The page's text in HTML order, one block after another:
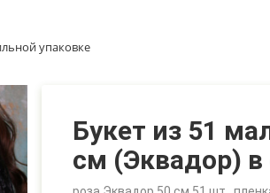
упаковке
Букет из 51
см (Эквадор) в